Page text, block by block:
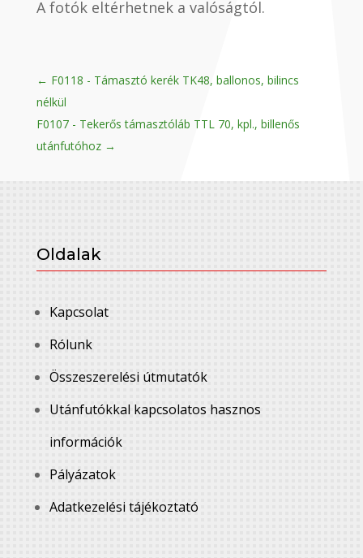
A fotók eltérhetnek a valóságtól.
← F0118 - Támasztó kerék TK48, ballonos, bilincs
nélkül
F0107 - Tekerős támasztóláb TTL 70, kpl., billenős
utánfutóhoz→
Oldalak
Kapcsolat
Rólunk
Összeszerelési útmutatók
Utánfutókkal kapcsolatos hasznos
információk
Pályázatok
Adatkezelési tájékoztató